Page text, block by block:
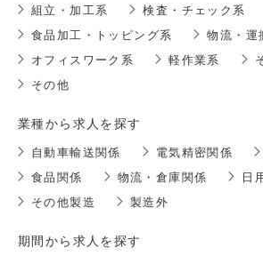
組立・加工系 検査・チェック系
食品加工・トッピング系
物流・運
オフィスワーク系
軽作業系
その他
業種から求人を探す
自動車輸送関係 電気精密関係
食品関係
物流・倉庫関係
日
その他製造
製造外
期間から求人を探す